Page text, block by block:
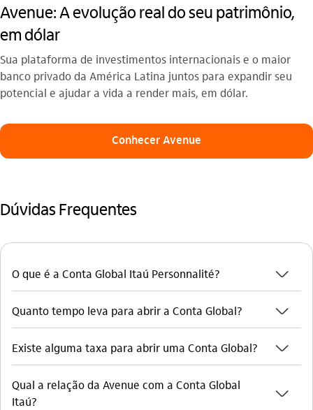
Avenue: A evolução real do seu patrimônio,
em dólar
Sua plataforma de investimentos internacionais e o maior
banco privado da América Latina juntos para expandir seu
potencial e ajudar a vida a render mais, em dólar.
Conhecer Avenue
Dúvidas Frequentes
O que é a Conta Global Itaú Personnalité? seta_baixo
Quanto tempo leva para abrir a Conta Global? seta_baixo
Existe alguma taxa para abrir uma Conta Global? seta_baixo
Qual a relação da Avenue com a Conta Global
Itaú?
seta_baixo